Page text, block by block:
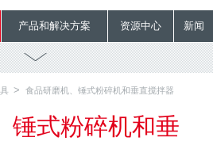
产品和解决方案 资源中心 新闻
食品研磨机、锤式粉碎机和垂直搅拌器
锤式粉碎机和垂